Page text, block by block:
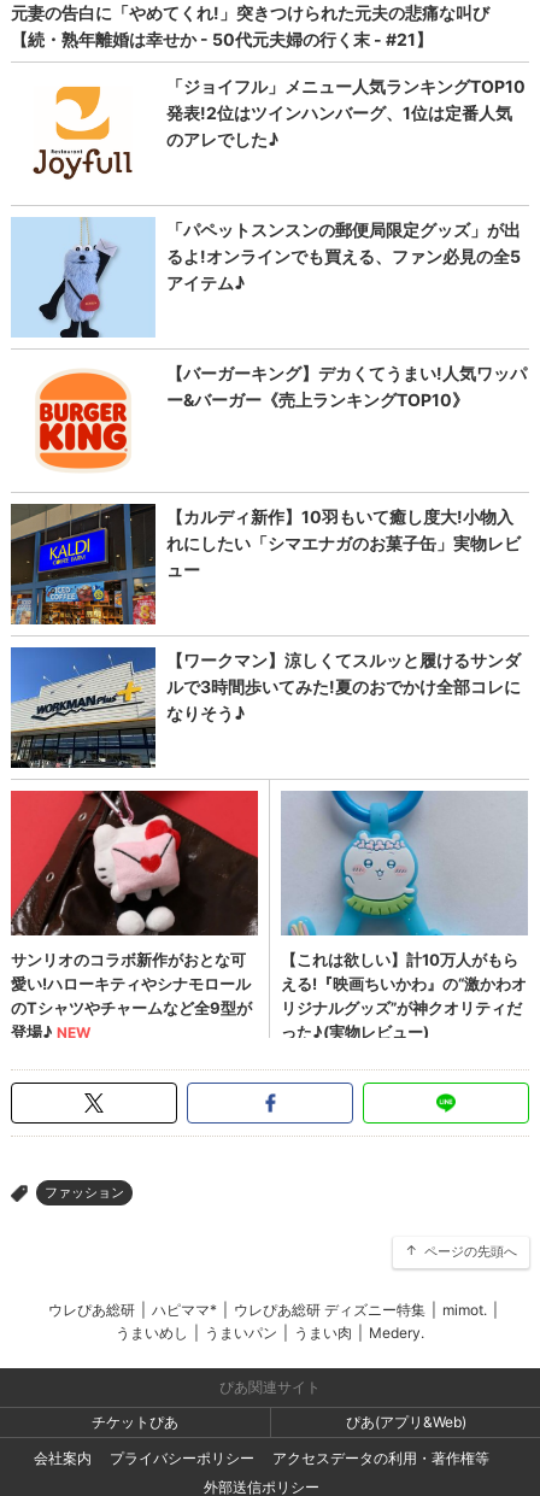
> ファッション
ページの先頭へ
ウレぴあ総研 ハピママ* ウレぴあ総研 ディズニー特集 mimot.
うまいめし
うまいパン うまい肉 Medery.
ぴあ関連サイト
チケットぴあ
ぴあ(アプリ&Web)
会社案内
プライバシーポリシー
アクセスデータの利用・著作権等
外部送信ポリシー